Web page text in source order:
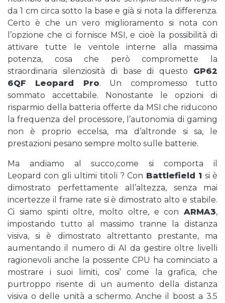
da 1 cm circa sotto la base e già si nota la differenza.
Certo è che un vero miglioramento si nota con
l’opzione che ci fornisce MSI, e cioè la possibilità di
attivare tutte le ventole interne alla massima
potenza, cosa che però compromette la
straordinaria silenziosità di base di questo GP62
6QF Leopard Pro. Un compromesso tutto
sommato accettabile. Nonostante le opzioni di
risparmio della batteria offerte da MSI che riducono
la frequenza del processore, l’autonomia di gaming
non è proprio eccelsa, ma d’altronde si sa, le
prestazioni pesano sempre molto sulle batterie.
Ma andiamo al succo,come si comporta il
Leopard con gli ultimi titoli ? Con Battlefield 1 si è
dimostrato perfettamente all’altezza, senza mai
incertezze il frame rate si è dimostrato alto e stabile.
Ci siamo spinti oltre, molto oltre, e con ARMA3,
impostando tutto al massimo tranne la distanza
visiva, si è dimostrato altrettanto prestante, ma
aumentando il numero di AI da gestire oltre livelli
ragionevoli anche la possente CPU ha cominciato a
mostrare i suoi limiti, cosi’ come la grafica, che
purtroppo risente di un aumento della distanza
visiva o delle unità a schermo. Anche il boost a 3.5